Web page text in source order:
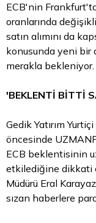
ECB'nin
oranlarında
satın alımını da
konusunda yeni bir
merakla bekleniyor.
'BEKLENTİ BİTTİ
Gedik Yatırım
öncesinde
ECB beklentisinin
etkilediğine dikkati
Müdürü Eral
sızan haberlere